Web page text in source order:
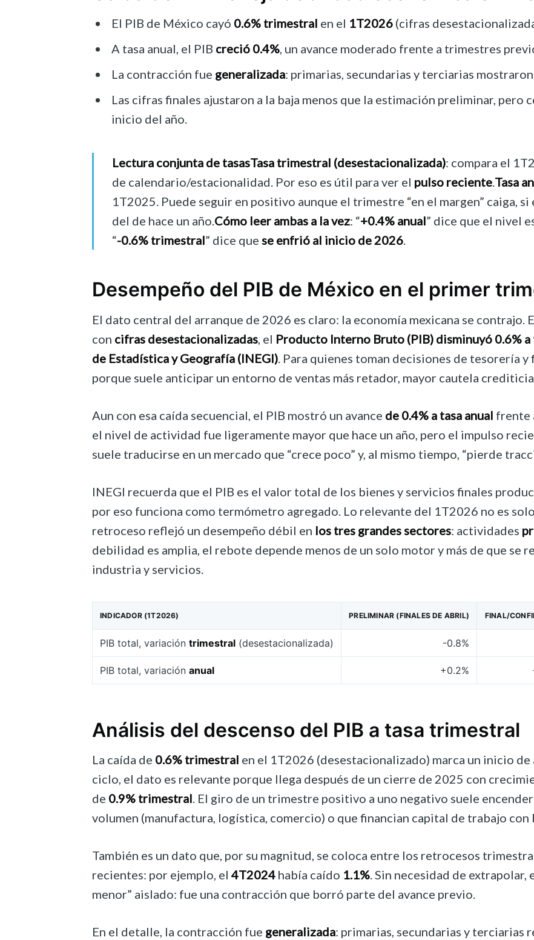
El PIB de México cayó 0.6% trimestral en el 1T2026 (cifras
A tasa anual, el PIB creció 0.4% , un avance moderado frente a trimestres
La contracción fue generalizada: primarias, secundarias y terciarias
Las cifras finales ajustaron a la baja menos que la estimación preliminar, pero
inicio del año.
Lectura conjunta de tasasTasa trimestral (desestacionalizada): compara el
de calendario/estacionalidad. Por eso es útil para ver el pulso reciente Tasa
1T2025. Puede seguir en positivo aunque el trimestre “en el margen” caiga,
del de hace un año. Cómo leer ambas a la vez: “+0.4% anual” dice que el nivel
“-0.6% trimestral” dice que se enfrió al inicio de 2026
Desempeño del PIB de México en el primer
El dato central del arranque de 2026 es claro: la economía mexicana se contrajo.
con cifras desestacionalizadas , el Producto Interno Bruto (PIB) disminuyó 0.6%
de Estadística y Geografía (INEGI) . Para quienes toman decisiones de tesorería
porque suele anticipar un entorno de ventas más retador, mayor cautela
Aun con esa caída secuencial, el PIB mostró un avance de 0.4% a tasa anual frente
el nivel de actividad fue ligeramente mayor que hace un año, pero el impulso
suele traducirse en un mercado que “crece poco” y, al mismo tiempo, “pierde
INEGI recuerda que el PIB es el valor total de los bienes y servicios finales
por eso funciona como termómetro agregado. Lo relevante del 1T2026 no es
retroceso reflejó un desempeño débil en los tres grandes sectores: actividades
debilidad es amplia, el rebote depende menos de un solo motor y más de que se
industria y servicios.
INDICADOR (1T2026) PRELIMINAR (FINALES DE ABRIL) FINAL/
PIB total, variación trimestral (desestacionalizada) -0.8%
PIB total, variación anual +0.2%
Análisis del descenso del PIB a tasa trimestral
La caída de 0.6% trimestral en el 1T2026 (desestacionalizado) marca un inicio
ciclo, el dato es relevante porque llega después de un cierre de 2025 con
de 0.9% trimestral. El giro de un trimestre positivo a uno negativo suele
volumen (manufactura, logística, comercio) o que financian capital de trabajo con
También es un dato que, por su magnitud, se coloca entre los retrocesos
recientes: por ejemplo, el 4T2024 había caído 1.1%. Sin necesidad de extrapolar,
menor” aislado: fue una contracción que borró parte del avance previo.
En el detalle, la contracción fue generalizada: primarias, secundarias y terciarias